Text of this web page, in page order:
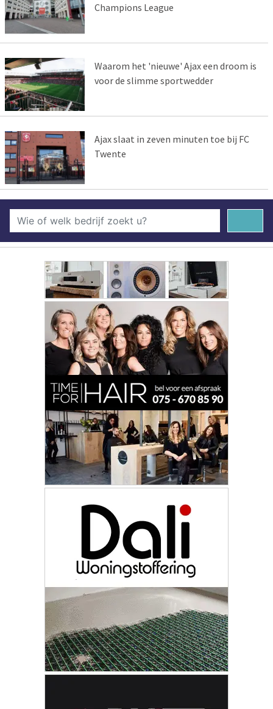
Champions League
Waarom het 'nieuwe' Ajax een droom is
voor de slimme sportwedder
Ajax slaat in zeven minuten toe bij FC
Twente